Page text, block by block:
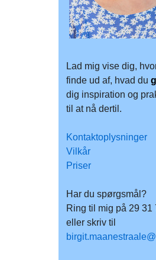
Lad mig vise dig,
finde ud af, hvad du
dig inspiration og
til at nå dertil.
Kontaktoplysninger
Vilkår
Priser
Har du spørgsmål?
Ring til mig på 29 31
eller skriv til